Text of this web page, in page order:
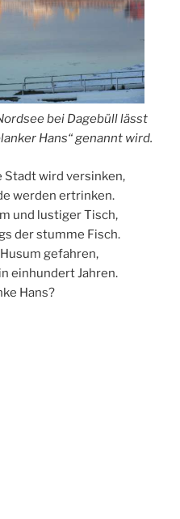
bei Dagebüll lässt
Hans“ genannt wird.
Stadt wird versinken,
werden ertrinken.
und lustiger Tisch,
der stumme Fisch.
gefahren,
einhundert Jahren.
Hans?